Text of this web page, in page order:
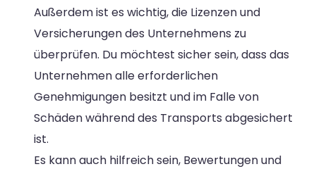
Außerdem ist es wichtig, die Lizenzen und
Versicherungen des Unternehmens zu
überprüfen. Du möchtest sicher sein, dass das
Unternehmen alle erforderlichen
Genehmigungen besitzt und im Falle von
Schäden während des Transports abgesichert
ist.
Es kann auch hilfreich sein, Bewertungen und